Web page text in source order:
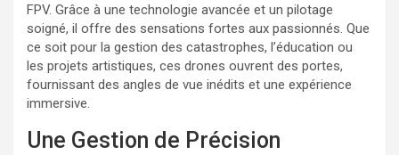
FPV. Grâce à une technologie avancée et un pilotage
soigné, il offre des sensations fortes aux passionnés. Que
ce soit pour la gestion des catastrophes, l’éducation ou
les projets artistiques, ces drones ouvrent des portes,
fournissant des angles de vue inédits et une expérience
immersive.
Une Gestion de Précision